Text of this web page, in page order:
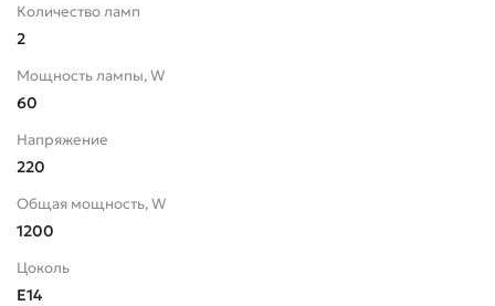
Количество ламп
2
Мощность лампы, W
60
Напряжение
220
Общая мощность, W
1200
Цоколь
E14